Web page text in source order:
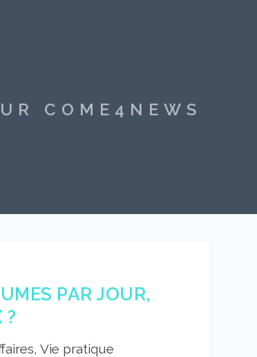
COME4NEWS
PAR JOUR,
?
Vie pratique